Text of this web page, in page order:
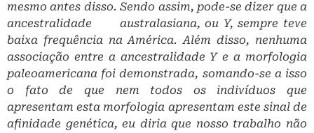
mesmo antes disso. Sendo assim, pode-se dizer que a
ancestralidade
australasiana, ou Y, sempre teve
baixa frequência na América. Além disso, nenhuma
associação entre a ancestralidade Y e a morfologia
paleoamericana foi demonstrada, somando-se a isso
o fato de que nem todos os indivíduos que
apresentam esta morfologia apresentam este sinal de
afinidade genética, eu diria que nosso trabalho não